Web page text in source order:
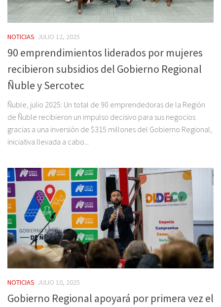
NOTICIAS JULIO 12, 2025
90 emprendimientos liderados por mujeres
recibieron subsidios del Gobierno Regional
Ñuble y Sercotec
Ñuble, julio 2025: Un total de 90 emprendedoras de la Región
de Ñuble recibieron un impulso decisivo para sus negocios
gracias a una inversión de $315 millones del Gobierno Regional,
iniciativa llevada a cabo...
NOTICIAS JULIO 10, 2025
Gobierno Regional apoyará por primera vez el